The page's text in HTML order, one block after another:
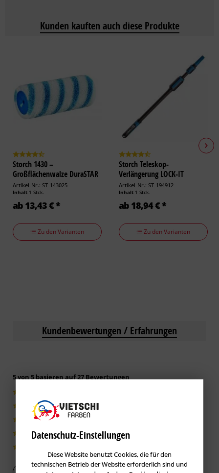
Kunden kauften auch diese Produkte
Storch 1430 –
Großflächenwalze DuraSTAR
12,...
Artikel-Nr.: ST-143025
Inhalt 1 Stck.
ab 13,43 € *
Zu den Varianten
Storch Teleskop-
Verlängerung LOCK-IT
Aluminium
Artikel-Nr.: ST-194912
Inhalt 1 Stck.
ab 18,94 € *
Zu den Varianten
Kundenbewertungen / Erfahrungen
5 von 5 basieren auf 27 Bewertungen
0|0%
Datenschutz-Einstellungen
Diese Website benutzt Cookies, die für den
technischen Betrieb der Website erforderlich sind und